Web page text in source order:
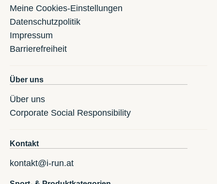
Meine Cookies-Einstellungen
Datenschutzpolitik
Impressum
Barrierefreiheit
Über uns
Über uns
Corporate Social Responsibility
Kontakt
kontakt@i-run.at